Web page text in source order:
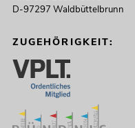
D-97297 Waldbüttelbrunn
ZUGEHÖRIGKEIT: